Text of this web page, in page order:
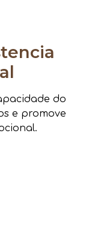
do
e promove